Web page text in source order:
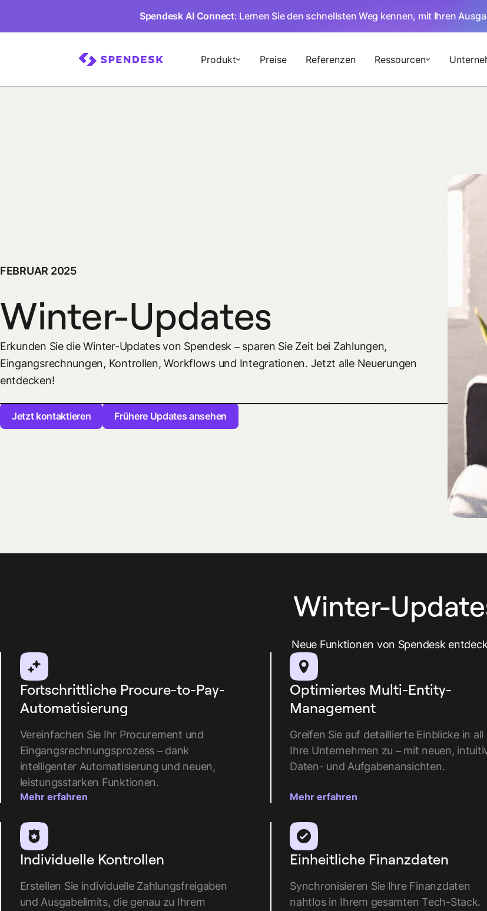
Spendesk AI Connect: Lernen Sie den schnellsten Weg kennen, mit Ihren
Produkt Preise Referenzen Ressourcen
FEBRUAR 2025
Winter-Updates
Erkunden Sie die Winter-Updates von Spendesk – sparen Sie Zeit bei Zahlungen,
Eingangsrechnungen, Kontrollen, Workflows und Integrationen. Jetzt alle Neuerungen
entdecken!
Jetzt kontaktieren Frühere Updates ansehen
Winter-
Neue Funktionen von Spendesk
Fortschrittliche Procure-to-Pay-
Automatisierung
Vereinfachen Sie Ihr Procurement und
Eingangsrechnungsprozess – dank
intelligenter Automatisierung und neuen,
leistungsstarken Funktionen.
Mehr erfahren
Optimiertes Multi-Entity-
Management
Greifen Sie auf detaillierte Einblicke in all
Ihre Unternehmen zu – mit neuen,
Daten- und Aufgabenansichten.
Mehr erfahren
Individuelle Kontrollen
Erstellen Sie individuelle Zahlungsfreigaben
und Ausgabelimits, die genau zu Ihrem
Einheitliche Finanzdaten
Synchronisieren Sie Ihre Finanzdaten
nahtlos in Ihrem gesamten Tech-Stack.